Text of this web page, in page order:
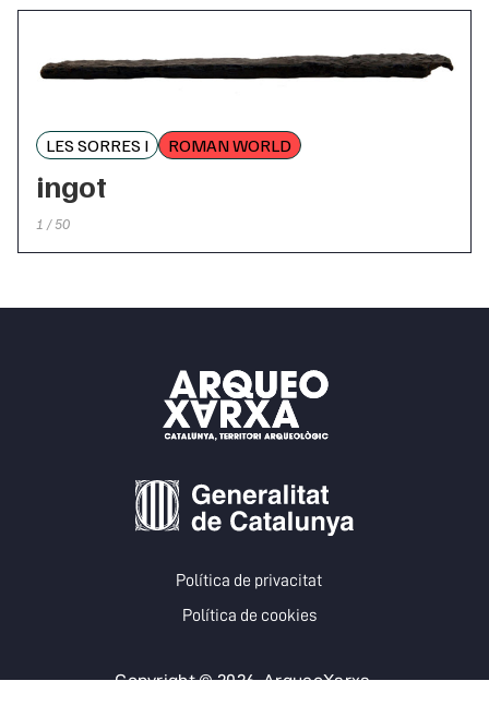
LES SORRES I ROMAN WORLD
ingot
1 / 50
Política de privacitat
Política de cookies
Copyright © 2026. ArqueoXarxa.